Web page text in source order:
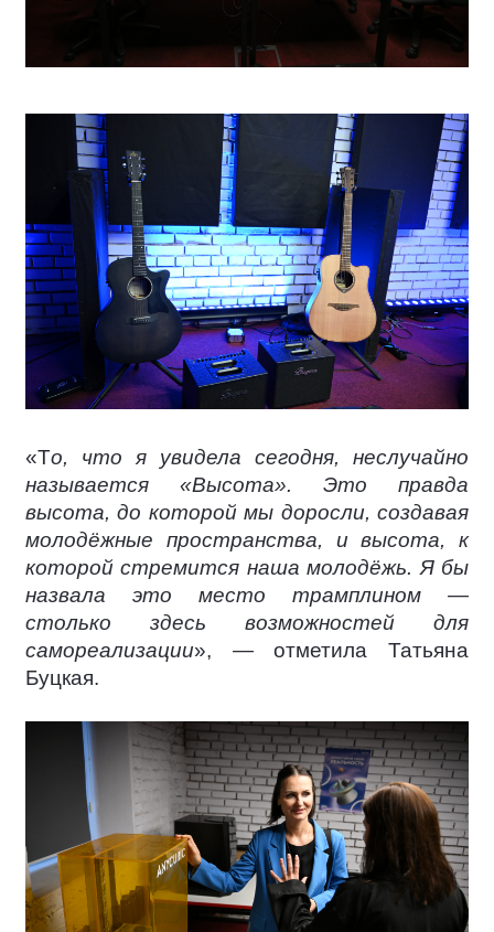
«То, что я увидела сегодня, неслучайно
называется «Высота». Это правда
высота, до которой мы доросли, создавая
молодёжные пространства, и высота, к
которой стремится наша молодёжь. Я бы
назвала это место трамплином —
столько здесь возможностей для
самореализации», — отметила Татьяна
Буцкая.